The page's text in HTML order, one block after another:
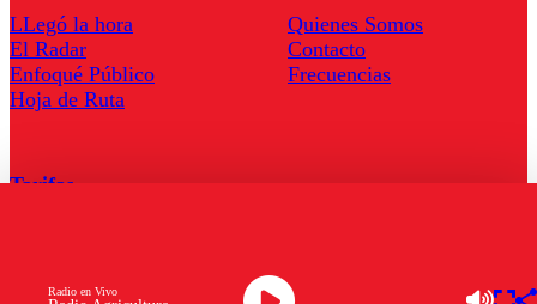
Radio en Vivo
LLegó la hora
El Radar
Enfoqué Público
Hoja de Ruta
Quienes Somos
Contacto
Frecuencias
Tarifas